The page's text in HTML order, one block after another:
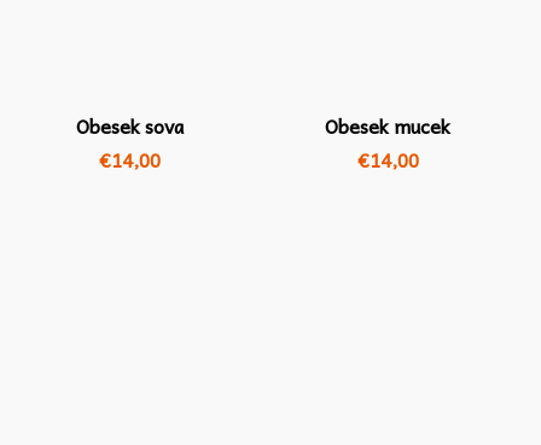
Obesek sova
€14,00
Obesek mucek
€14,00